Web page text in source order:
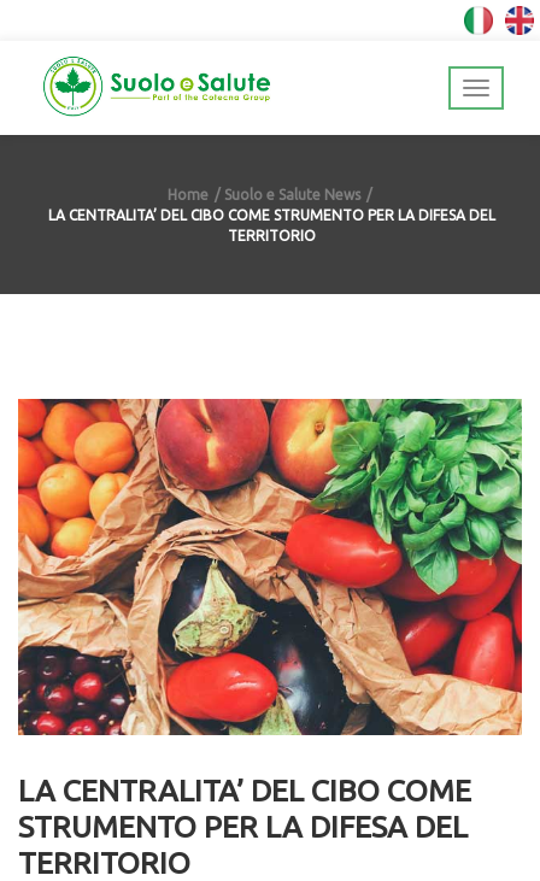
Home
Suolo e Salute News
LA CENTRALITA’ DEL CIBO COME STRUMENTO PER LA DIFESA DEL
TERRITORIO
LA CENTRALITA’ DEL CIBO COME
STRUMENTO PER LA DIFESA DEL
TERRITORIO